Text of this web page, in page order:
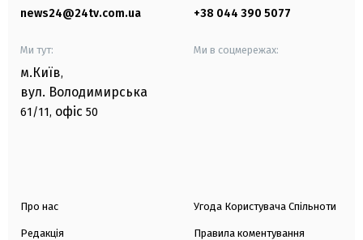
news24@24tv.com.ua +38 044 390 5077
Ми тут:
м.Київ,
вул. Володимирська
61/11, офіс 50
Ми в соцмережах:
Про нас
Редакція
Угода Користувача Спільноти
Правила коментування